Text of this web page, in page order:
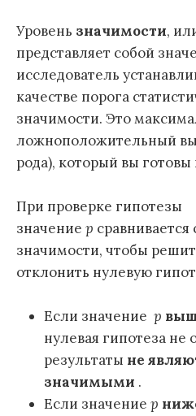
Уровень значимости,
представляет собой
исследователь
качестве порога
значимости. Это
ложноположительный
рода), который вы готовы
При проверке гипотезы
значение p сравнивается
значимости, чтобы
отклонить нулевую
Если значение p
нулевая гипотеза не
результаты не
значимыми .
Если значение p